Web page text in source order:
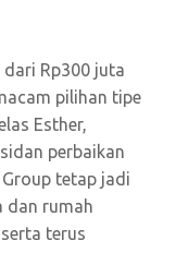
Rp300 juta
pilihan tipe
Esther,
perbaikan
tetap jadi
dan rumah
terus